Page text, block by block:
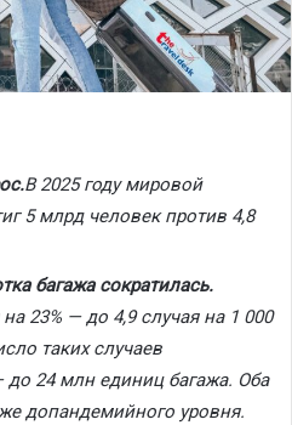
В 2025 году мировой
5 млрд человек против 4,8
багажа сократилась.
23% — до 4,9 случая на 1 000
таких случаев
до 24 млн единиц багажа. Оба
допандемийного уровня.